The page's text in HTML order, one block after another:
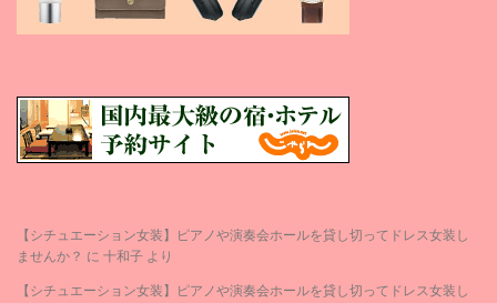
【シチュエーション女装】ピアノや演奏会ホールを貸し切ってドレス女装し
ませんか？ に 十和子 より
【シチュエーション女装】ピアノや演奏会ホールを貸し切ってドレス女装し